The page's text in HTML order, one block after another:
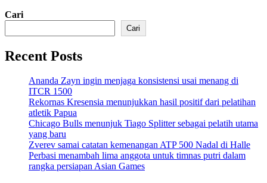
Cari
Cari
Recent Posts
Ananda Zayn ingin menjaga konsistensi usai menang di
ITCR 1500
Rekornas Kresensia menunjukkan hasil positif dari pelatihan
atletik Papua
Chicago Bulls menunjuk Tiago Splitter sebagai pelatih utama
yang baru
Zverev samai catatan kemenangan ATP 500 Nadal di Halle
Perbasi menambah lima anggota untuk timnas putri dalam
rangka persiapan Asian Games